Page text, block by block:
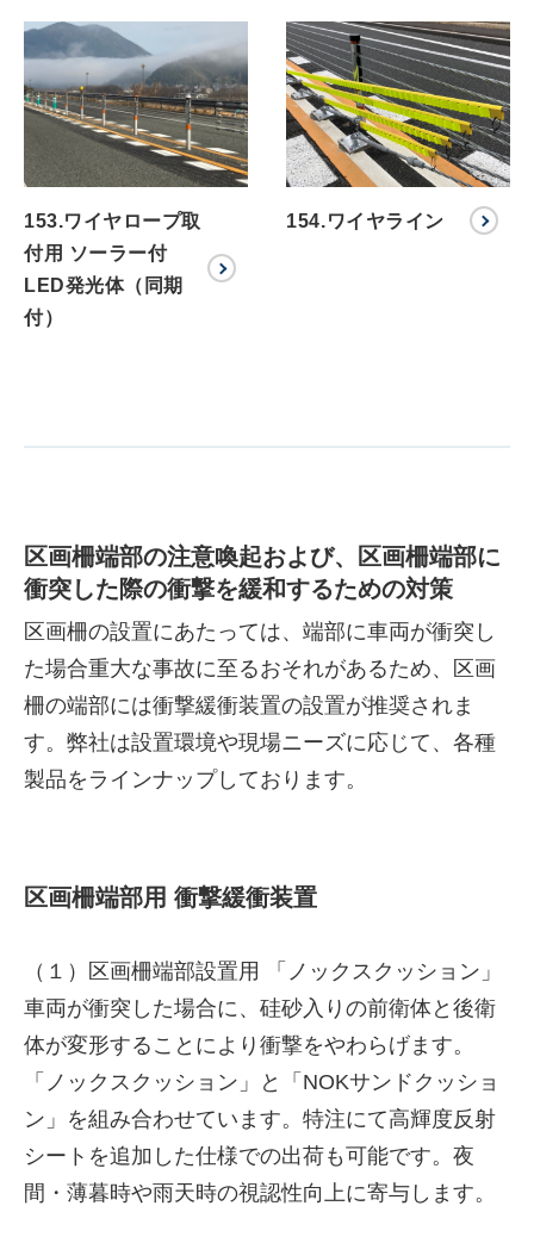
153.ワイヤロープ取
付用 ソーラー付
LED発光体（同期
付）
154.ワイヤライン
区画柵端部の注意喚起および、区画柵端部に
衝突した際の衝撃を緩和するための対策
区画柵の設置にあたっては、端部に車両が衝突し
た場合重大な事故に至るおそれがあるため、区画
柵の端部には衝撃緩衝装置の設置が推奨されま
す。弊社は設置環境や現場ニーズに応じて、各種
製品をラインナップしております。
区画柵端部用 衝撃緩衝装置
（１）区画柵端部設置用 「ノックスクッション」
車両が衝突した場合に、硅砂入りの前衛体と後衛
体が変形することにより衝撃をやわらげます。
「ノックスクッション」と「NOKサンドクッショ
ン」を組み合わせています。特注にて高輝度反射
シートを追加した仕様での出荷も可能です。夜
間・薄暮時や雨天時の視認性向上に寄与します。